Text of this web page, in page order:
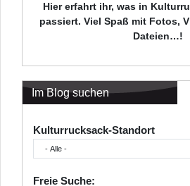
Hier erfahrt ihr, was in
passiert. Viel Spaß mit Fotos,
Dateien…!
Im Blog suchen
Kulturrucksack-Standort
Freie Suche: